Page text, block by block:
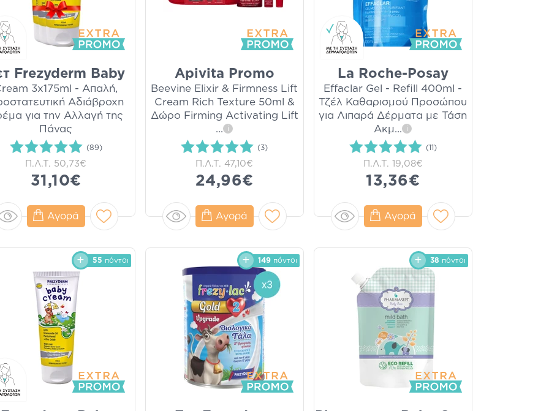
Frezyderm Baby
3x175ml - Απαλή,
Αδιάβροχη
για την Αλλαγή της
Πάνας
(89)
Π.Λ.Τ. 50,73€
31,10€
Αγορά
Apivita Promo
Beevine Elixir & Firmness Lift
Cream Rich Texture 50ml &
Δώρο Firming Activating Lift
...
i
(3)
Π.Λ.Τ. 47,10€
24,96€
Αγορά
La Roche-Posay
Effaclar Gel - Refill 400ml -
Τζέλ Καθαρισμού Προσώπου
για Λιπαρά Δέρματα με Τάση
Ακμ... i
(11)
Π.Λ.Τ. 19,08€
13,36€
Αγορά
55 πόντοι 149πόντοι 38 πόντοι